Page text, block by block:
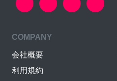
COMPANY
会社概要
利用規約